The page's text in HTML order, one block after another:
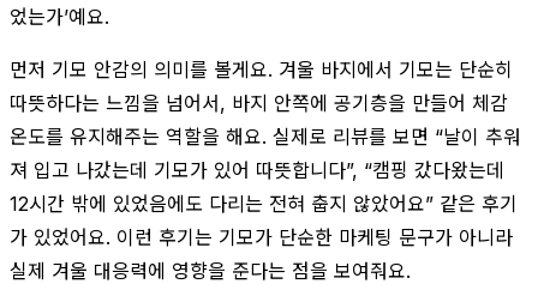
었는가’예요.
먼저 기모 안감의 의미를 볼게요. 겨울 바지에서 기모는 단순히
따뜻하다는 느낌을 넘어서, 바지 안쪽에 공기층을 만들어 체감
온도를 유지해주는 역할을 해요. 실제로 리뷰를 보면 “날이 추워
져 입고 나갔는데 기모가 있어 따뜻합니다”, “캠핑 갔다왔는데
12시간 밖에 있었음에도 다리는 전혀 춥지 않았어요” 같은 후기
가 있었어요. 이런 후기는 기모가 단순한 마케팅 문구가 아니라
실제 겨울 대응력에 영향을 준다는 점을 보여줘요.